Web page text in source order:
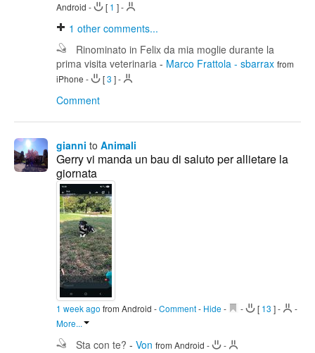
Android - [ 1 ]-
1 other comments...
Rinominato in Felix da mia moglie durante la
prima visita veterinaria - Marco Frattola - sbarrax from
iPhone - [3 ]-
Comment
gianni to Animali
Gerry vi manda un bau di saluto per allietare la
giornata
1 week ago from Android -Comment- Hide - - [ 13 ]-
-
More...
Sta con te? - Von from Android - -